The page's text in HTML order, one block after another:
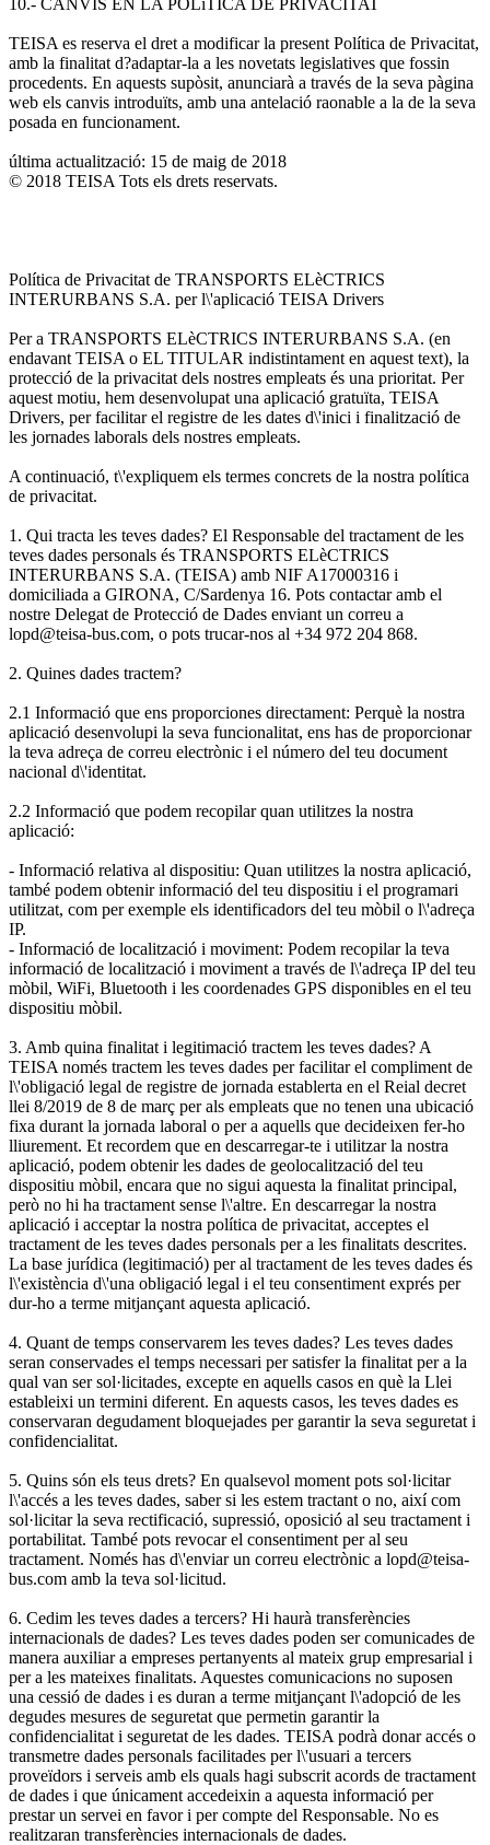
TEISA es reserva el dret a modificar la present Política de Privacitat,
amb la finalitat d?adaptar-la a les novetats legislatives que fossin
procedents. En aquests supòsit, anunciarà a través de la seva pàgina
web els canvis introduïts, amb una antelació raonable a la de la seva
posada en funcionament.
última actualització: 15 de maig de 2018
© 2018 TEISA Tots els drets reservats.
Política de Privacitat de TRANSPORTS ELèCTRICS
INTERURBANS S.A. per l\'aplicació TEISA Drivers
Per a TRANSPORTS ELèCTRICS INTERURBANS S.A. (en
endavant TEISA o EL TITULAR indistintament en aquest text), la
protecció de la privacitat dels nostres empleats és una prioritat. Per
aquest motiu, hem desenvolupat una aplicació gratuïta, TEISA
Drivers, per facilitar el registre de les dates d\'inici i finalització de
les jornades laborals dels nostres empleats.
A continuació, t\'expliquem els termes concrets de la nostra política
de privacitat.
1. Qui tracta les teves dades? El Responsable del tractament de les
teves dades personals és TRANSPORTS ELèCTRICS
INTERURBANS S.A. (TEISA) amb NIF A17000316 i
domiciliada a GIRONA, C/Sardenya 16. Pots contactar amb el
nostre Delegat de Protecció de Dades enviant un correu a
lopd@teisa-bus.com, o pots trucar-nos al +34 972 204 868.
2. Quines dades tractem?
2.1 Informació que ens proporciones directament: Perquè la nostra
aplicació desenvolupi la seva funcionalitat, ens has de proporcionar
la teva adreça de correu electrònic i el número del teu document
nacional d\'identitat.
2.2 Informació que podem recopilar quan utilitzes la nostra
aplicació:
- Informació relativa al dispositiu: Quan utilitzes la nostra aplicació,
també podem obtenir informació del teu dispositiu i el programari
utilitzat, com per exemple els identificadors del teu mòbil o l\'adreça
IP.
- Informació de localització i moviment: Podem recopilar la teva
informació de localització i moviment a través de l\'adreça IP del teu
mòbil, WiFi, Bluetooth i les coordenades GPS disponibles en el teu
dispositiu mòbil.
3. Amb quina finalitat i legitimació tractem les teves dades? A
TEISA només tractem les teves dades per facilitar el compliment de
l\'obligació legal de registre de jornada establerta en el Reial decret
llei 8/2019 de 8 de març per als empleats que no tenen una ubicació
fixa durant la jornada laboral o per a aquells que decideixen fer-ho
lliurement. Et recordem que en descarregar-te i utilitzar la nostra
aplicació, podem obtenir les dades de geolocalització del teu
dispositiu mòbil, encara que no sigui aquesta la finalitat principal,
però no hi ha tractament sense l\'altre. En descarregar la nostra
aplicació i acceptar la nostra política de privacitat, acceptes el
tractament de les teves dades personals per a les finalitats descrites.
La base jurídica (legitimació) per al tractament de les teves dades és
l\'existència d\'una obligació legal i el teu consentiment exprés per
dur-ho a terme mitjançant aquesta aplicació.
4. Quant de temps conservarem les teves dades? Les teves dades
seran conservades el temps necessari per satisfer la finalitat per a la
qual van ser sol·licitades, excepte en aquells casos en què la Llei
estableixi un termini diferent. En aquests casos, les teves dades es
conservaran degudament bloquejades per garantir la seva seguretat i
confidencialitat.
5. Quins són els teus drets? En qualsevol moment pots sol·licitar
l\'accés a les teves dades, saber si les estem tractant o no, així com
sol·licitar la seva rectificació, supressió, oposició al seu tractament i
portabilitat. També pots revocar el consentiment per al seu
tractament. Només has d\'enviar un correu electrònic a lopd@teisa-
bus.com amb la teva sol·licitud.
6. Cedim les teves dades a tercers? Hi haurà transferències
internacionals de dades? Les teves dades poden ser comunicades de
manera auxiliar a empreses pertanyents al mateix grup empresarial i
per a les mateixes finalitats. Aquestes comunicacions no suposen
una cessió de dades i es duran a terme mitjançant l\'adopció de les
degudes mesures de seguretat que permetin garantir la
confidencialitat i seguretat de les dades. TEISA podrà donar accés o
transmetre dades personals facilitades per l\'usuari a tercers
proveïdors i serveis amb els quals hagi subscrit acords de tractament
de dades i que únicament accedeixin a aquesta informació per
prestar un servei en favor i per compte del Responsable. No es
realitzaran transferències internacionals de dades.